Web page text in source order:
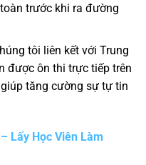
trước khi ra đường
tôi liên kết với Trung
được ôn thi trực tiếp trên
tăng cường sự tự tin
Lấy Học Viên Làm